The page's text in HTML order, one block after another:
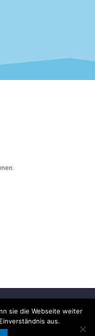
Kontakt Links
sie die Webseite weiter
aus.